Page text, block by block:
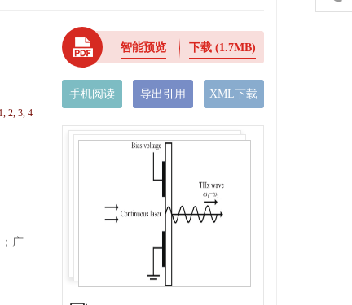
1, 2, 3, 4
广
智能预览 下载 (1.7MB)
手机阅读 导出引用 XML下载